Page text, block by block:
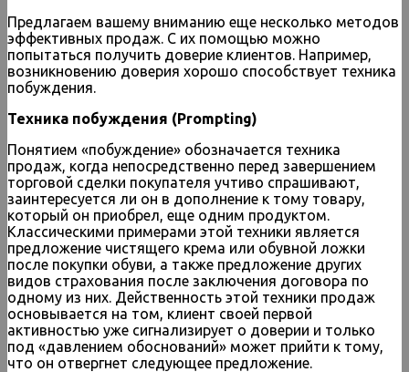
Предлагаем вашему вниманию еще несколько методов
эффективных продаж. С их помощью можно
попытаться получить доверие клиентов. Например,
возникновению доверия хорошо способствует техника
побуждения.
Техника побуждения (Prompting)
Понятием «побуждение» обозначается техника
продаж, когда непосредственно перед завершением
торговой сделки покупателя учтиво спрашивают,
заинтересуется ли он в дополнение к тому товару,
который он приобрел, еще одним продуктом.
Классическими примерами этой техники является
предложение чистящего крема или обувной ложки
после покупки обуви, а также предложение других
видов страхования после заключения договора по
одному из них. Действенность этой техники продаж
основывается на том, клиент своей первой
активностью уже сигнализирует о доверии и только
под «давлением обоснований» может прийти к тому,
что он отвергнет следующее предложение.